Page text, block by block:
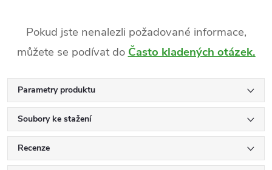
Pokud jste nenalezli požadované informace,
můžete se podívat do Často kladených otázek.
Parametry produktu
Soubory ke stažení
Recenze